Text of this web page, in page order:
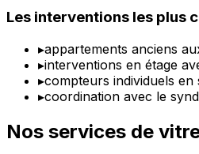
Les interventions les plus
▸appartements anciens
▸interventions en étage
▸compteurs individuels en
▸coordination avec le
Nos services de